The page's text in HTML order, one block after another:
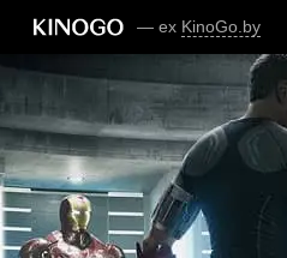
— ex KinoGo.by